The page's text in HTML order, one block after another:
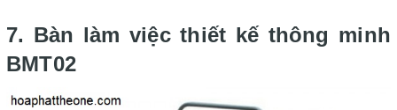
7. Bàn làm việc thiết kế thông minh
BMT02